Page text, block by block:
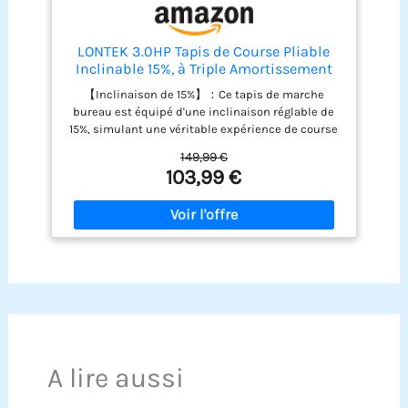
LONTEK 3.0HP Tapis de Course Pliable
Inclinable 15%, à Triple Amortissement
【Inclinaison de 15%】：Ce tapis de marche
bureau est équipé d'une inclinaison réglable de
15%, simulant une véritable expérience de course
consommation de calories de 60%, tout en
améliorant la protection des genoux de 30%,
réduisant efficacement les risques de blessures.
Il contribue également à une amélioration de 20%
de l'endurance cardiovasculaire, vous permettant
vitesse de ce tapis de marche inclinable est de 1-
pliable est équipée d'un moteur plus durable,
avec une durée de vie de plus de 3500 heures et
149,99 €
103,99 €
A lire aussi